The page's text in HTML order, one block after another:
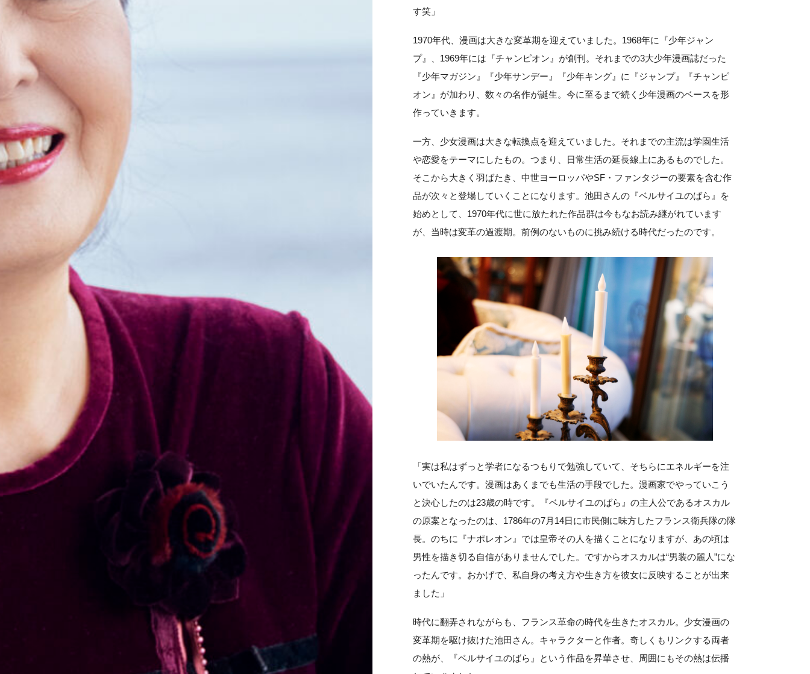
す笑」
1970年代、漫画は大きな変革期を迎えていました。1968年に『少年ジャン
プ』、1969年には『チャンピオン』が創刊。それまでの3大少年漫画誌だった
『少年マガジン』『少年サンデー』『少年キング』に『ジャンプ』『チャンピ
オン』が加わり、数々の名作が誕生。今に至るまで続く少年漫画のベースを形
作っていきます。
一方、少女漫画は大きな転換点を迎えていました。それまでの主流は学園生活
や恋愛をテーマにしたもの。つまり、日常生活の延長線上にあるものでした。
そこから大きく羽ばたき、中世ヨーロッパやSF・ファンタジーの要素を含む作
品が次々と登場していくことになります。池田さんの『ベルサイユのばら』を
始めとして、1970年代に世に放たれた作品群は今もなお読み継がれています
が、当時は変革の過渡期。前例のないものに挑み続ける時代だったのです。
「実は私はずっと学者になるつもりで勉強していて、そちらにエネルギーを注
いでいたんです。漫画はあくまでも生活の手段でした。漫画家でやっていこう
と決心したのは23歳の時です。『ベルサイユのばら』の主人公であるオスカル
の原案となったのは、1786年の7月14日に市民側に味方したフランス衛兵隊の隊
長。のちに『ナポレオン』では皇帝その人を描くことになりますが、あの頃は
男性を描き切る自信がありませんでした。ですからオスカルは“男装の麗人”にな
ったんです。おかげで、私自身の考え方や生き方を彼女に反映することが出来
ました」
時代に翻弄されながらも、フランス革命の時代を生きたオスカル。少女漫画の
変革期を駆け抜けた池田さん。キャラクターと作者。奇しくもリンクする両者
の熱が、『ベルサイユのばら』という作品を昇華させ、周囲にもその熱は伝播